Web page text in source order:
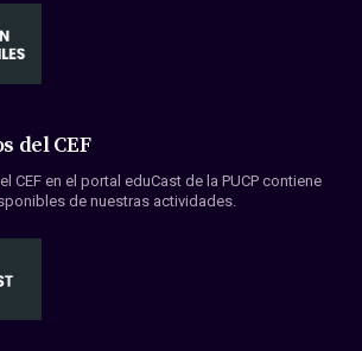
del CEF
CEF en el portal eduCast de la PUCP contiene
de nuestras actividades.